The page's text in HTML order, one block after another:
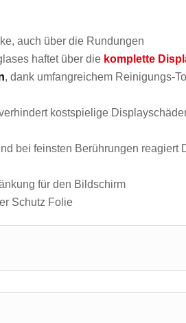
auch über die Rundungen
haftet über die komplette
, dank umfangreichem Reinigungs-
kostspielige
bei feinsten Berührungen reagiert
für den Bildschirm
Schutz Folie